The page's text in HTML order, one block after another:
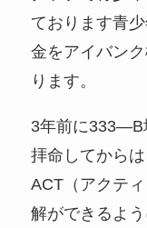
ております青
金をアイバン
ります。
3年前に333―B
拝命してから
ACT（アクテ
解ができるよ